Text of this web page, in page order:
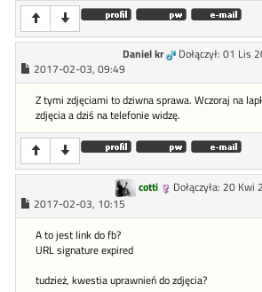
Daniel kr
Dołączył: 01 Lis
2017-02-03, 09:49
Z tymi zdjęciami to dziwna sprawa. Wczoraj na
zdjęcia a dziś na telefonie widzę.
cotti
Dołączyła: 20 Kwi
2017-02-03, 10:15
A to jest link do fb?
URL signature expired
tudzież, kwestia uprawnień do zdjęcia?